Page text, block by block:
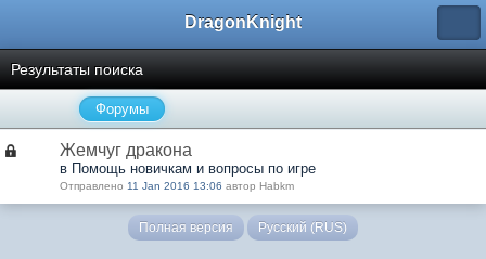
DragonKnight
Результаты поиска
Форумы
Жемчуг дракона
в Помощь новичкам и вопросы по игре
Отправлено 11 Jan 2016 13:06 автор Habkm
Полная версия Русский (RUS)